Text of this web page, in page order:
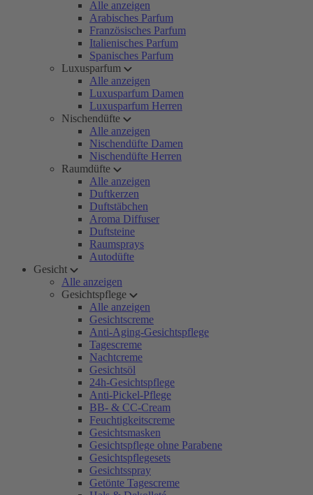
Alle anzeigen
Arabisches Parfum
Französisches Parfum
Italienisches Parfum
Spanisches Parfum
Luxusparfum
Alle anzeigen
Luxusparfum Damen
Luxusparfum Herren
Nischendüfte
Alle anzeigen
Nischendüfte Damen
Nischendüfte Herren
Raumdüfte
Alle anzeigen
Duftkerzen
Duftstäbchen
Aroma Diffuser
Duftsteine
Raumsprays
Autodüfte
Gesicht
Alle anzeigen
Gesichtspflege
Alle anzeigen
Gesichtscreme
Anti-Aging-Gesichtspflege
Tagescreme
Nachtcreme
Gesichtsöl
24h-Gesichtspflege
Anti-Pickel-Pflege
BB- & CC-Cream
Feuchtigkeitscreme
Gesichtsmasken
Gesichtspflege ohne Parabene
Gesichtspflegesets
Gesichtsspray
Getönte Tagescreme